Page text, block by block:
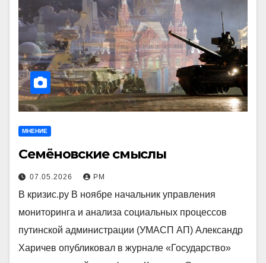
МНЕНИЕ
Семёновские смыслы
07.05.2026 РМ
В кризис.ру В ноябре начальник управления
мониторинга и анализа социальных процессов
путинской администрации (УМАСП АП) Александр
Харичев опубликовал в журнале «Государство»